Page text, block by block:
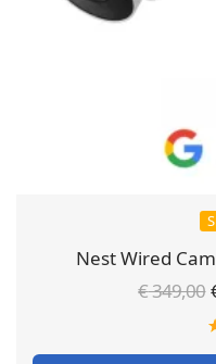
Nest Wired
€349,00